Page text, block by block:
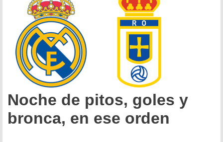
Noche de pitos, goles y
bronca, en ese orden